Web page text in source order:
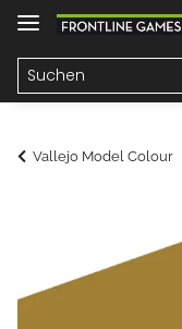
Vallejo Model Colour